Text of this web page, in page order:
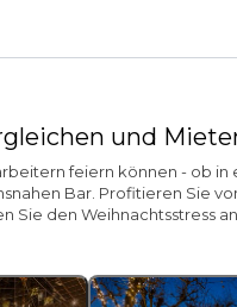
und
feiern können - ob
Bar. Profitieren Sie
Sie den Weihnachtsstress